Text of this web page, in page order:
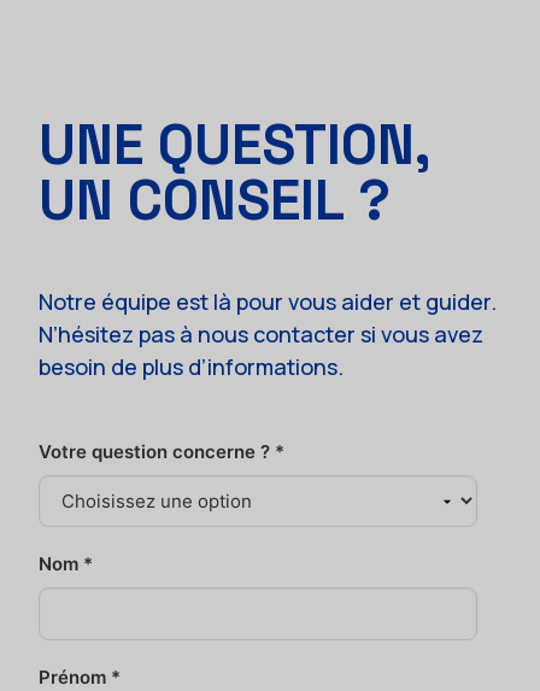
Votre question concerne ? *
Nom *
Prénom *
UNE QUESTION,
UN CONSEIL ?
Notre équipe est là pour vous aider et guider.
N’hésitez pas à nous contacter si vous avez
besoin de plus d’informations.